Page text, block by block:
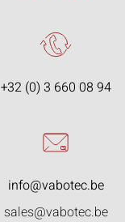
+32 (0) 3 660 08 94
info@vabotec.be
sales@vabotec.be